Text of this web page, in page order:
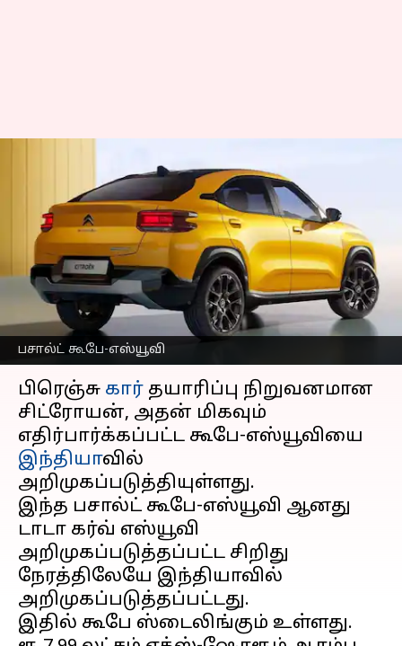
பசால்ட் கூபே-எஸ்யூவி
ரூ.7.99 லட்சம் ஆரம்ப
விலையில் பசால்ட் கூபே-
எஸ்யூவியை இந்தியாவில்
களமிறக்கியது
சிட்ரோயன்
எழுதியவர் Sekar Chinnappan Aug 10, 2024 12:21 pm
செய்தி முன்னோட்டம்
பிரெஞ்சு கார் தயாரிப்பு நிறுவனமான
சிட்ரோயன், அதன் மிகவும்
எதிர்பார்க்கப்பட்ட கூபே-எஸ்யூவியை
இந்தியாவில்
அறிமுகப்படுத்தியுள்ளது.
இந்த பசால்ட் கூபே-எஸ்யூவி ஆனது
டாடா கர்வ் எஸ்யூவி
அறிமுகப்படுத்தப்பட்ட சிறிது
நேரத்திலேயே இந்தியாவில்
அறிமுகப்படுத்தப்பட்டது.
இதில் கூபே ஸ்டைலிங்கும் உள்ளது.